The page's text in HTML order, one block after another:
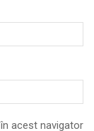
acest navigator